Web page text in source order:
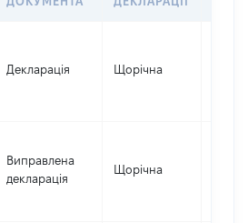
Декларація Щорічна
Виправлена
декларація
Щорічна